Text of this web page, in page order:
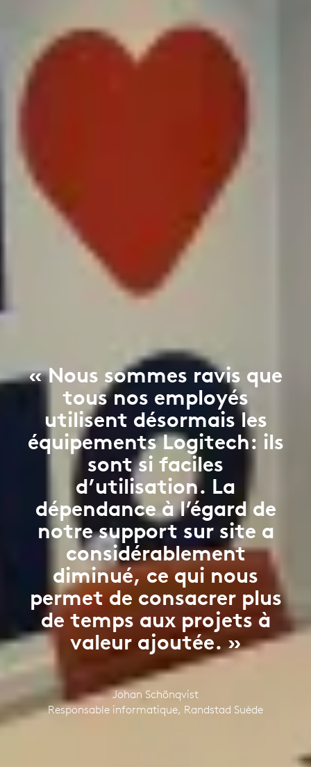
« Nous sommes ravis que
tous nos employés
utilisent désormais les
équipements Logitech: ils
sont si faciles
d’utilisation. La
dépendance à l’égard de
notre support sur site a
considérablement
diminué, ce qui nous
permet de consacrer plus
de temps aux projets à
valeur ajoutée. »
Johan Schönqvist
Responsable informatique, Randstad Suède